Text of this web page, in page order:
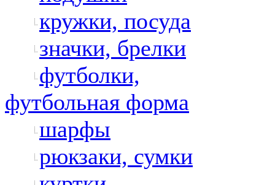
кружки, посуда
значки, брелки
футболки,
футбольная форма
шарфы
рюкзаки, сумки